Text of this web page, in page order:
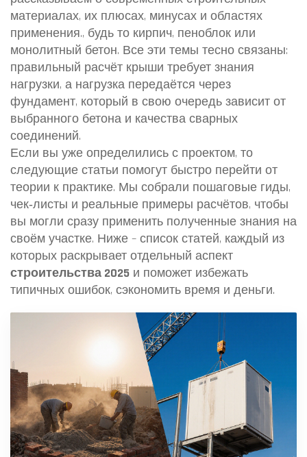
материалах, их плюсах, минусах и областях
применения., будь то кирпич, пеноблок или
монолитный бетон. Все эти темы тесно связаны:
правильный расчёт крыши требует знания
нагрузки, а нагрузка передаётся через
фундамент, который в свою очередь зависит от
выбранного бетона и качества сварных
соединений.
Если вы уже определились с проектом, то
следующие статьи помогут быстро перейти от
теории к практике. Мы собрали пошаговые гиды,
чек‑листы и реальные примеры расчётов, чтобы
вы могли сразу применить полученные знания на
своём участке. Ниже – список статей, каждый из
которых раскрывает отдельный аспект
строительства 2025 и поможет избежать
типичных ошибок, сэкономить время и деньги.